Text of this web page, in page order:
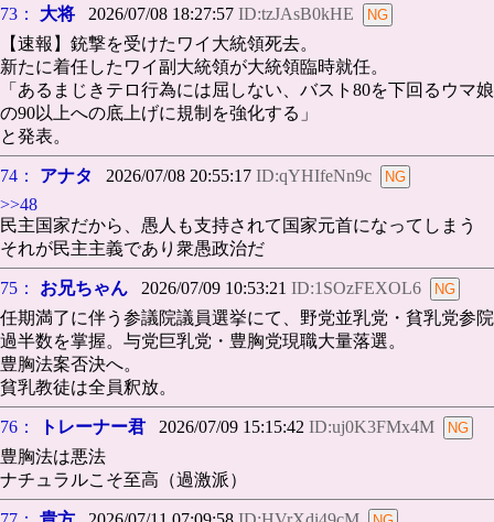
73： 大将 2026/07/08 18:27:57 ID:tzJAsB0kHE
【速報】銃撃を受けたワイ大統領死去。
新たに着任したワイ副大統領が大統領臨時就任。
「あるまじきテロ行為には屈しない、バスト80を下回るウマ娘
の90以上への底上げに規制を強化する」
と発表。
74： アナタ 2026/07/08 20:55:17 ID:qYHIfeNn9c
>>48
民主国家だから、愚人も支持されて国家元首になってしまう
それが民主主義であり衆愚政治だ
75： お兄ちゃん 2026/07/09 10:53:21 ID:1SOzFEXOL6
任期満了に伴う参議院議員選挙にて、野党並乳党・貧乳党参院
過半数を掌握。与党巨乳党・豊胸党現職大量落選。
豊胸法案否決へ。
貧乳教徒は全員釈放。
76： トレーナー君 2026/07/09 15:15:42 ID:uj0K3FMx4M
豊胸法は悪法
ナチュラルこそ至高（過激派）